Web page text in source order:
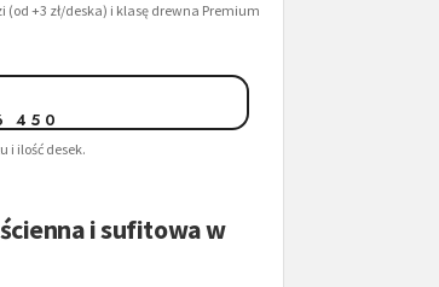
+3 zł/deska) i klasę drewna Premium
450
i ilość desek.
i sufitowa w